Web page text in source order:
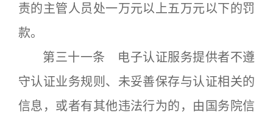
责的主管人员处一万元以上五万元以下的罚
款。
第三十一条 电子认证服务提供者不遵
守认证业务规则、未妥善保存与认证相关的
信息，或者有其他违法行为的，由国务院信